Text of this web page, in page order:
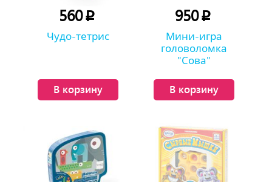
560p
Чудо-тетрис
В корзину
950p
Мини-игра
головоломка
"Сова"
В корзину